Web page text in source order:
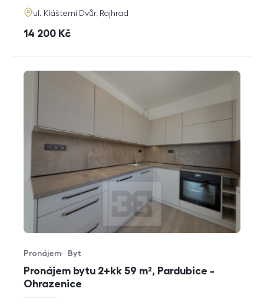
adresa
ul. Klášterní Dvůr, Rajhrad
cena
14 200 Kč
Pronájem bytu 2+kk 59 m², Pardubice -
Ohrazenice
Typ nabídky
Pronájem
Typ nemovitosti
Byt